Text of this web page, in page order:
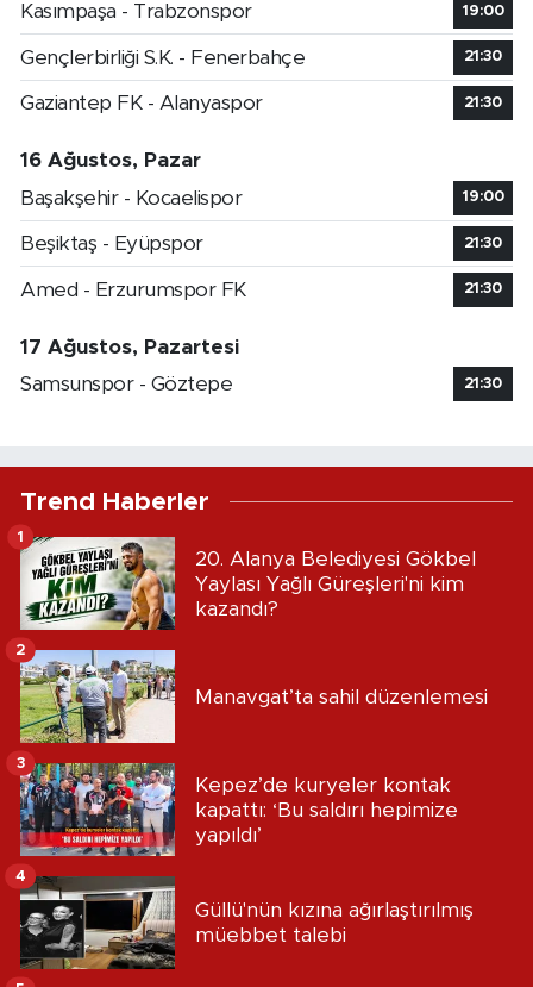
Kasımpaşa - Trabzonspor 19:00
Gençlerbirliği S.K. - Fenerbahçe 21:30
Gaziantep FK - Alanyaspor 21:30
16 Ağustos, Pazar
Başakşehir - Kocaelispor
19:00
Beşiktaş - Eyüpspor 21:30
Amed - Erzurumspor FK 21:30
17 Ağustos, Pazartesi
Samsunspor - Göztepe
21:30
Trend Haberler
20. Alanya Belediyesi Gökbel
Yaylası Yağlı Güreşleri'ni kim
kazandı?
1
Manavgat’ta sahil düzenlemesi
2
Kepez’de kuryeler kontak
kapattı: ‘Bu saldırı hepimize
yapıldı’
3
Güllü'nün kızına ağırlaştırılmış
müebbet talebi
4